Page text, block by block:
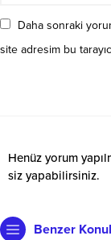
Daha sonraki
site adresim bu
Henüz yorum
siz yapabilirsiniz.
Benzer